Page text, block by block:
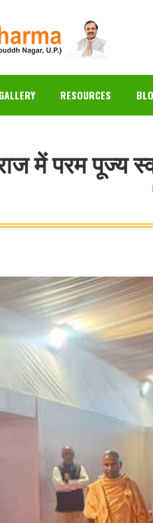
GALLERY RESOURCES
में परम पूज्य
NEWS